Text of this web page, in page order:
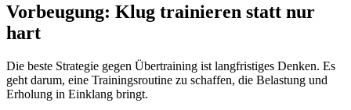
Vorbeugung: Klug trainieren statt nur
hart
Die beste Strategie gegen Übertraining ist langfristiges Denken. Es
geht darum, eine Trainingsroutine zu schaffen, die Belastung und
Erholung in Einklang bringt.